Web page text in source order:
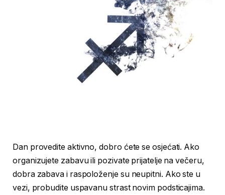
Dan provedite aktivno, dobro ćete se osjećati. Ako
organizujete zabavu ili pozivate prijatelje na večeru,
dobra zabava i raspoloženje su neupitni. Ako ste u
vezi, probudite uspavanu strast novim podsticajima.